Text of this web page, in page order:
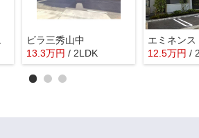
ビラ三秀山中
13.3万円 / 2LDK
エミネンス
12.5万円 /